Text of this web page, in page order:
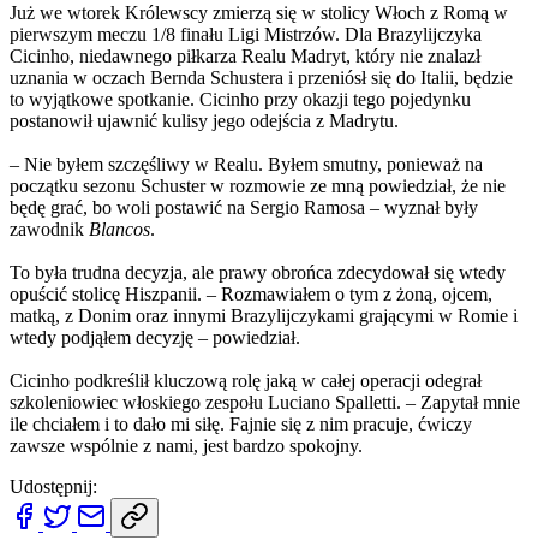
Już we wtorek Królewscy zmierzą się w stolicy Włoch z Romą w
pierwszym meczu 1/8 finału Ligi Mistrzów. Dla Brazylijczyka
Cicinho, niedawnego piłkarza Realu Madryt, który nie znalazł
uznania w oczach Bernda Schustera i przeniósł się do Italii, będzie
to wyjątkowe spotkanie. Cicinho przy okazji tego pojedynku
postanowił ujawnić kulisy jego odejścia z Madrytu.
– Nie byłem szczęśliwy w Realu. Byłem smutny, ponieważ na
początku sezonu Schuster w rozmowie ze mną powiedział, że nie
będę grać, bo woli postawić na Sergio Ramosa – wyznał były
zawodnik Blancos.
To była trudna decyzja, ale prawy obrońca zdecydował się wtedy
opuścić stolicę Hiszpanii. – Rozmawiałem o tym z żoną, ojcem,
matką, z Donim oraz innymi Brazylijczykami grającymi w Romie i
wtedy podjąłem decyzję – powiedział.
Cicinho podkreślił kluczową rolę jaką w całej operacji odegrał
szkoleniowiec włoskiego zespołu Luciano Spalletti. – Zapytał mnie
ile chciałem i to dało mi siłę. Fajnie się z nim pracuje, ćwiczy
zawsze wspólnie z nami, jest bardzo spokojny.
Udostępnij: